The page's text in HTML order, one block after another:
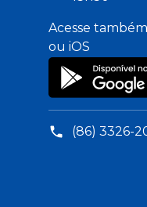
Acesse
ou iOS
(86) 3326-